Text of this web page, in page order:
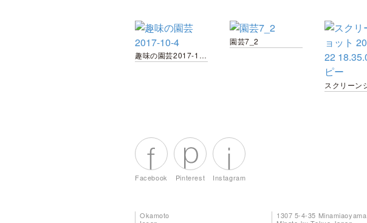
趣味の園芸2017-10-4
園芸7_2
Facebook Pinterest Instagram
Okamoto
1307 5-4-35 Minamiaoyama